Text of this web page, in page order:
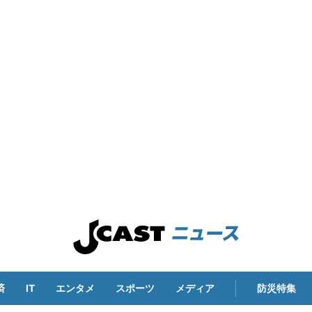
IT エンタメ スポーツ メディア 防災特集